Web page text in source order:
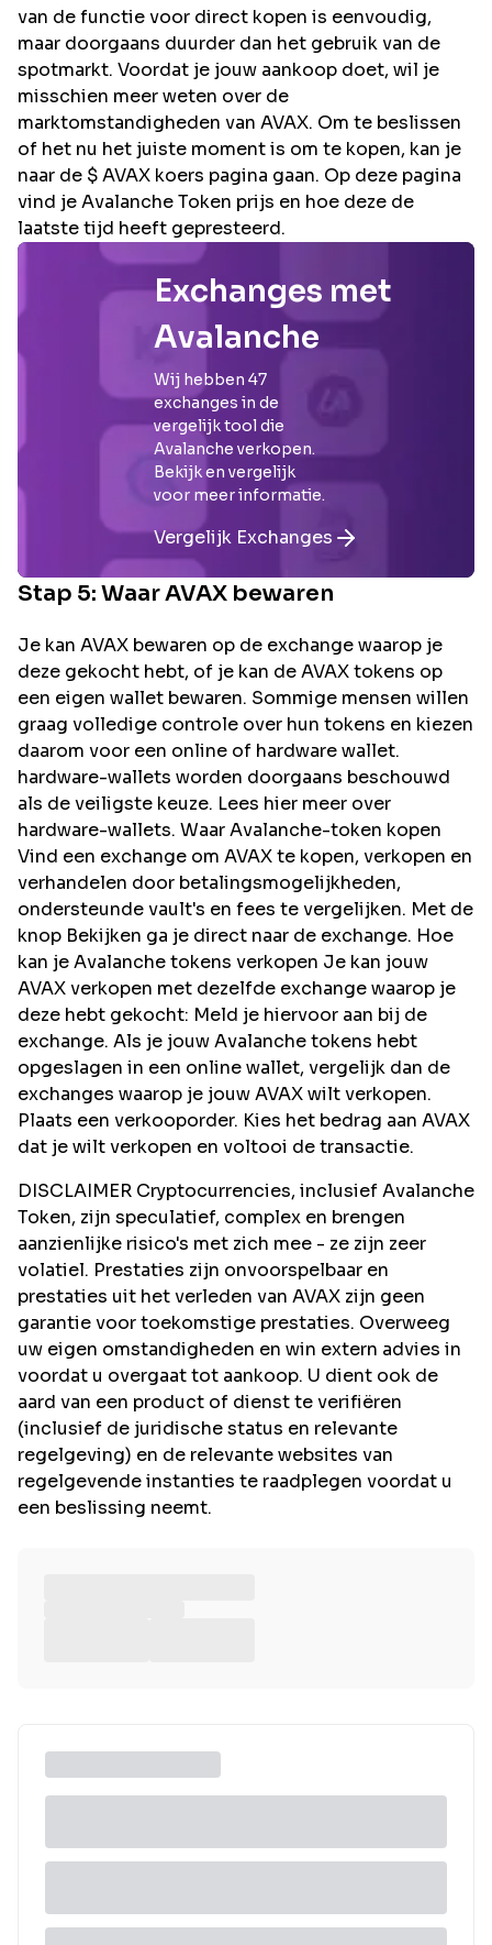
van de functie voor direct kopen is eenvoudig,
maar doorgaans duurder dan het gebruik van de
spotmarkt. Voordat je jouw aankoop doet, wil je
misschien meer weten over de
marktomstandigheden van AVAX. Om te beslissen
of het nu het juiste moment is om te kopen, kan je
naar de $ AVAX koers pagina gaan. Op deze pagina
vind je Avalanche Token prijs en hoe deze de
laatste tijd heeft gepresteerd.
Exchanges met
Avalanche
Wij hebben 47
exchanges in de
vergelijk tool die
Avalanche verkopen.
Bekijk en vergelijk
voor meer informatie.
Vergelijk Exchanges
Stap 5: WaarAVAX bewaren
Je kan AVAX bewaren op de exchange waarop je
deze gekocht hebt, of je kan de AVAX tokens op
een eigen wallet bewaren. Sommige mensen willen
graag volledige controle over hun tokens en kiezen
daarom voor een online of hardware wallet.
hardware-wallets worden doorgaans beschouwd
als de veiligste keuze. Lees hier meer over
hardware-wallets. Waar Avalanche-token kopen
Vind een exchange om AVAX te kopen, verkopen en
verhandelen door betalingsmogelijkheden,
ondersteunde vault's en fees te vergelijken. Met de
knop Bekijken ga je direct naar de exchange. Hoe
kan je Avalanche tokens verkopen Je kan jouw
AVAX verkopen met dezelfde exchange waarop je
deze hebt gekocht: Meld je hiervoor aan bij de
exchange. Als je jouw Avalanche tokens hebt
opgeslagen in een online wallet, vergelijk dan de
exchanges waarop je jouw AVAX wilt verkopen.
Plaats een verkooporder. Kies het bedrag aan AVAX
dat je wilt verkopen en voltooi de transactie.
DISCLAIMER Cryptocurrencies, inclusief Avalanche
Token, zijn speculatief, complex en brengen
aanzienlijke risico's met zich mee - ze zijn zeer
volatiel. Prestaties zijn onvoorspelbaar en
prestaties uit het verleden van AVAX zijn geen
garantie voor toekomstige prestaties. Overweeg
uw eigen omstandigheden en win extern advies in
voordat u overgaat tot aankoop. U dient ook de
aard van een product of dienst te verifiëren
(inclusief de juridische status en relevante
regelgeving) en de relevante websites van
regelgevende instanties te raadplegen voordat u
een beslissing neemt.